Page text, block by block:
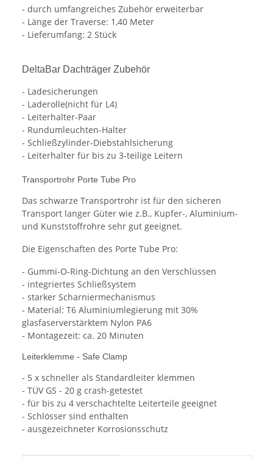
- durch umfangreiches Zubehör erweiterbar
- Länge der Traverse: 1,40 Meter
- Lieferumfang: 2 Stück
DeltaBar Dachträger Zubehör
- Ladesicherungen
- Laderolle(nicht für L4)
- Leiterhalter-Paar
- Rundumleuchten-Halter
- Schließzylinder-Diebstahlsicherung
- Leiterhalter für bis zu 3-teilige Leitern
Transportrohr Porte Tube Pro
Das schwarze Transportrohr ist für den sicheren
Transport langer Güter wie z.B., Kupfer-, Aluminium-
und Kunststoffrohre sehr gut geeignet.
Die Eigenschaften des Porte Tube Pro:
- Gummi-O-Ring-Dichtung an den Verschlüssen
- integriertes Schließsystem
- starker Scharniermechanismus
- Material: T6 Aluminiumlegierung mit 30%
glasfaserverstärktem Nylon PA6
- Montagezeit: ca. 20 Minuten
Leiterklemme - Safe Clamp
- 5 x schneller als Standardleiter klemmen
- TÜV GS - 20 g crash-getestet
- für bis zu 4 verschachtelte Leiterteile geeignet
- Schlösser sind enthalten
- ausgezeichneter Korrosionsschutz